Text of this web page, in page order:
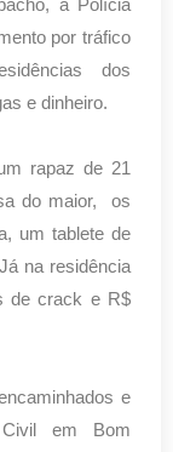
a Polícia
por tráfico
dos
e dinheiro.
rapaz de 21
do maior, os
um tablete de
na residência
de crack e R$
e
em Bom